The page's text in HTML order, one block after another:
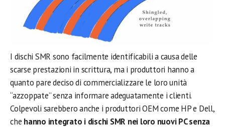
I dischi SMR sono facilmente identificabili a causa delle
scarse prestazioni in scrittura, ma i produttori hanno a
quanto pare deciso di commercializzare le loro unità
“azzoppate” senza informare adeguatamente i clienti.
Colpevoli sarebbero anche i produttori OEM come HP e Dell,
che hanno integrato i dischi SMR nei loro nuovi PC senza